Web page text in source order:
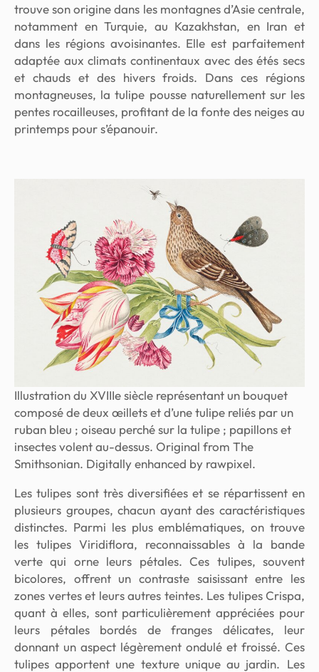
trouve son origine dans les montagnes d’Asie centrale,
notamment en Turquie, au Kazakhstan, en Iran et
dans les régions avoisinantes. Elle est parfaitement
adaptée aux climats continentaux avec des étés secs
et chauds et des hivers froids. Dans ces régions
montagneuses, la tulipe pousse naturellement sur les
pentes rocailleuses, profitant de la fonte des neiges au
printemps pour s’épanouir.
Illustration du XVIIIe siècle représentant un bouquet
composé de deux œillets et d’une tulipe reliés par un
ruban bleu ; oiseau perché sur la tulipe ; papillons et
insectes volent au-dessus. Original from The
Smithsonian. Digitally enhanced by rawpixel.
Les tulipes sont très diversifiées et se répartissent en
plusieurs groupes, chacun ayant des caractéristiques
distinctes. Parmi les plus emblématiques, on trouve
les tulipes Viridiflora, reconnaissables à la bande
verte qui orne leurs pétales. Ces tulipes, souvent
bicolores, offrent un contraste saisissant entre les
zones vertes et leurs autres teintes. Les tulipesCrispa,
quant à elles, sont particulièrement appréciées pour
leurs pétales bordés de franges délicates, leur
donnant un aspect légèrement ondulé et froissé. Ces
tulipes apportent une texture unique au jardin. Les